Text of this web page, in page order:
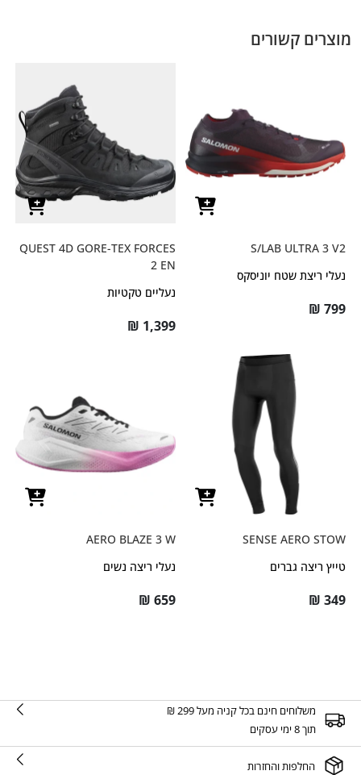
מוצרים קשורים
S/LAB ULTRA 3 V2
נעלי ריצת שטח יוניסקס
₪ 799
QUEST 4D GORE-TEX FORCES
2 EN
נעליים טקטיות
₪ 1,399
SENSE AERO STOW
טייץ ריצה גברים
₪ 349
AERO BLAZE 3 W
נעלי ריצה נשים
₪ 659
משלוחים חינם בכל קניה מעל 299 ₪
תוך 8 ימי עסקים
החלפות והחזרות